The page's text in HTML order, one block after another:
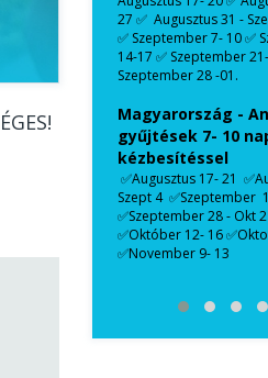
27 ✅ Augusztus 31 -
✅ Szeptember 7- 10 ✅
14-17 ✅ Szeptember
Szeptember 28 -01.
Magyarország -
gyűjtések 7- 10
kézbesítéssel
✅Augusztus 17- 21
Szept 4 ✅Szeptember
✅Szeptember 28 - Okt 2
✅Október 12- 16
✅November 9- 13